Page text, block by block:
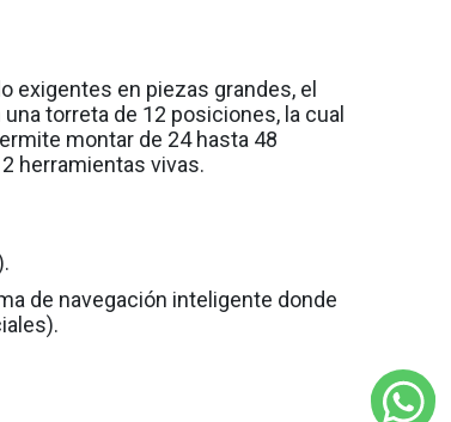
exigentes en piezas grandes, el
torreta de 12 posiciones, la cual
montar de 24 hasta 48
herramientas vivas.
de navegación inteligente donde